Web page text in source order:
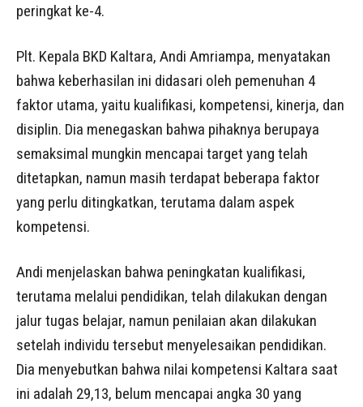
peringkat ke-4.
Plt. Kepala BKD Kaltara, Andi Amriampa, menyatakan
bahwa keberhasilan ini didasari oleh pemenuhan 4
faktor utama, yaitu kualifikasi, kompetensi, kinerja, dan
disiplin. Dia menegaskan bahwa pihaknya berupaya
semaksimal mungkin mencapai target yang telah
ditetapkan, namun masih terdapat beberapa faktor
yang perlu ditingkatkan, terutama dalam aspek
kompetensi.
Andi menjelaskan bahwa peningkatan kualifikasi,
terutama melalui pendidikan, telah dilakukan dengan
jalur tugas belajar, namun penilaian akan dilakukan
setelah individu tersebut menyelesaikan pendidikan.
Dia menyebutkan bahwa nilai kompetensi Kaltara saat
ini adalah 29,13, belum mencapai angka 30 yang